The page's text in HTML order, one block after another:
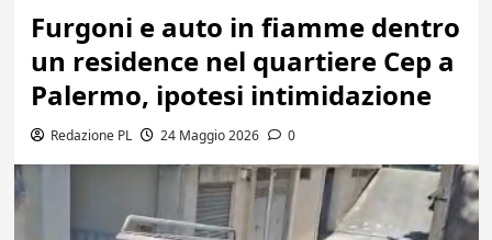
Furgoni e auto in fiamme dentro
un residence nel quartiere Cep a
Palermo, ipotesi intimidazione
Redazione PL 24 Maggio 2026 0